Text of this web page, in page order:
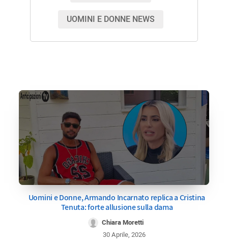
UOMINI E DONNE NEWS
Uomini e Donne, Armando Incarnato replica a Cristina
Tenuta: forte allusione sulla dama
Chiara Moretti
30 Aprile, 2026